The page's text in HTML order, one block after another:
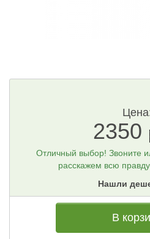
2350
Отличный выбор! Звоните
расскажем всю
Нашли
В